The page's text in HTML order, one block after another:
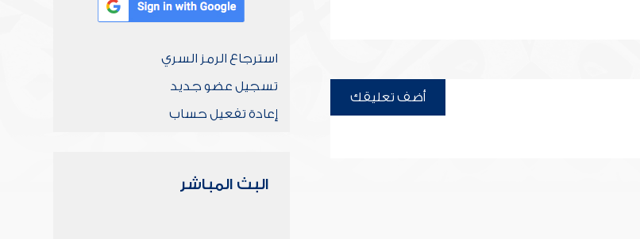
أضف تعليقك
استرجاع الرمز السري
تسجيل عضو جديد
إعادة تفعيل حساب
البث المباشر